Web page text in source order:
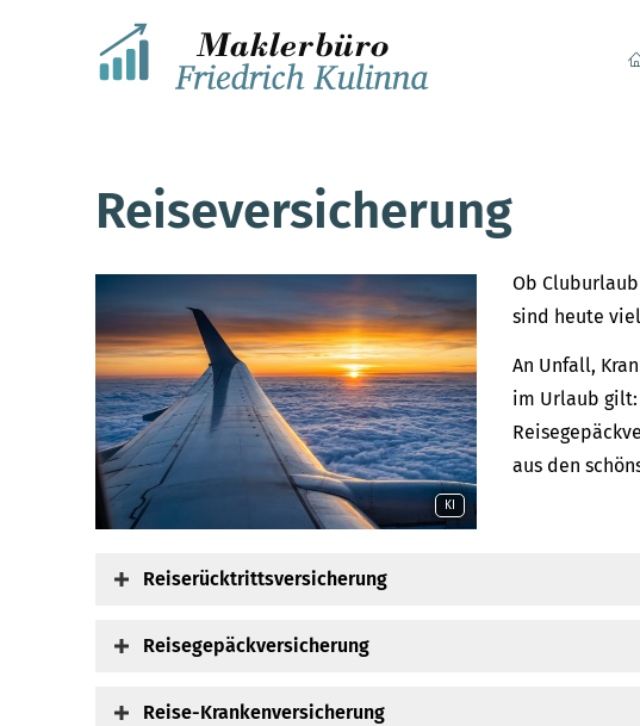
Reiseversicherung
KI
Ob
sind heute
An Unfall,
im Urlaub
aus den
Reiserücktrittsversicherung
Reisegepäckversicherung
Reise-Kranken­ver­si­che­rung